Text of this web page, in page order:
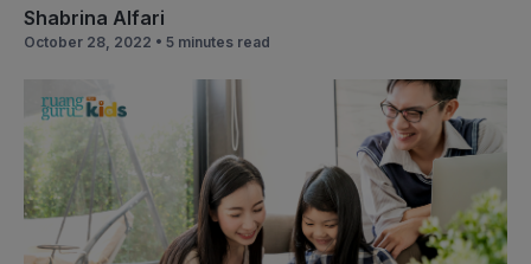
Shabrina Alfari
October 28, 2022 • 5 minutes read